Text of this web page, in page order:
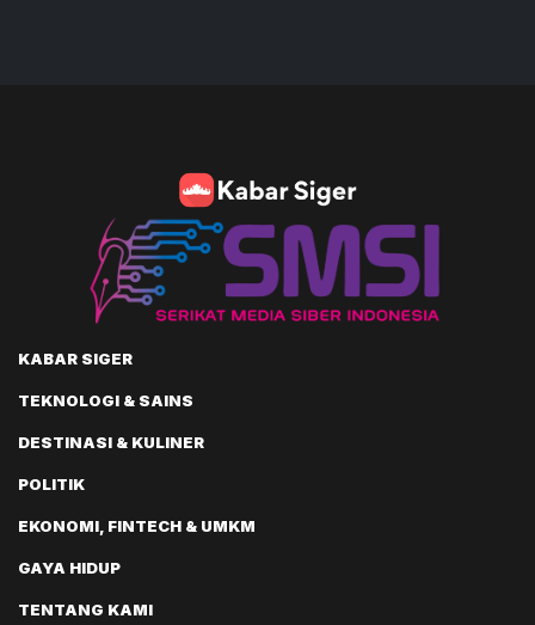
KABAR SIGER
TEKNOLOGI & SAINS
DESTINASI & KULINER
POLITIK
EKONOMI, FINTECH & UMKM
GAYA HIDUP
TENTANG KAMI